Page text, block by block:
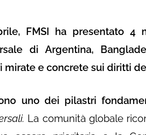
FMSI ha presentato 4
di Argentina,
mirate e concrete sui diritti
uno dei pilastri
La comunità globale